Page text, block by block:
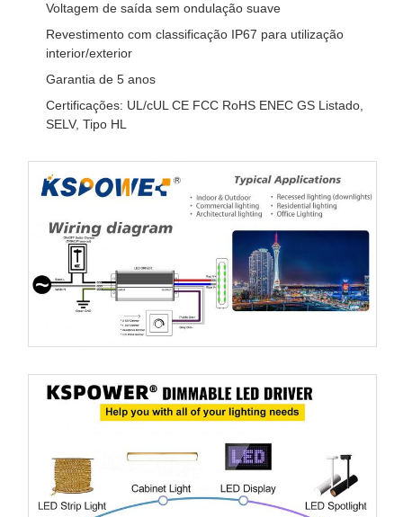
Voltagem de saída sem ondulação suave
Revestimento com classificação IP67 para utilização
interior/exterior
Garantia de 5 anos
Certificações: UL/cUL CE FCC RoHS ENEC GS Listado,
SELV, Tipo HL